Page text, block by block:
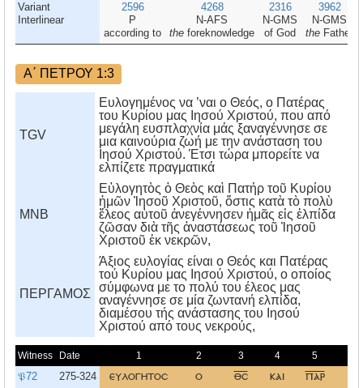
Variant
Interlinear
2596
P
according to
4268
N-AFS
the foreknowledge
2316
N-GMS
of God
3962
N-GMS
the Father
Α΄ ΠΕΤΡΟΥ 1:3
TGV
Ευλογημένος να ’ναι ο Θεός, ο Πατέρας
του Κυρίου μας Ιησού Χριστού, που από
μεγάλη ευσπλαχνία μάς ξαναγέννησε σε
μια καινούρια ζωή με την ανάσταση του
Ιησού Χριστού. Έτσι τώρα μπορείτε να
ελπίζετε πραγματικά
MNB
Εὐλογητὸς ὁ Θεὸς καὶ Πατήρ τοῦ Κυρίου
ἡμῶν Ἰησοῦ Χριστοῦ, ὅστις κατὰ τὸ πολὺ
ἔλεος αὑτοῦ ἀνεγέννησεν ἡμᾶς εἰς ἐλπίδα
ζῶσαν διὰ τῆς ἀναστάσεως τοῦ Ἰησοῦ
Χριστοῦ ἐκ νεκρῶν,
ΠΕΡΓΑΜΟΣ
Άξιος ευλογίας είναι ο Θεός και Πατέρας
τού Kυρίου μας Iησού Xριστού, ο οποίος
σύμφωνα με το πολύ του έλεος μας
αναγέννησε σε μία ζωντανή ελπίδα,
διαμέσου τής ανάστασης του Iησού
Xριστού από τους νεκρούς,
Witness Date 1 2 3 4 5
𝔓72 275-324 ευλογητοσ ο θσ και παρ